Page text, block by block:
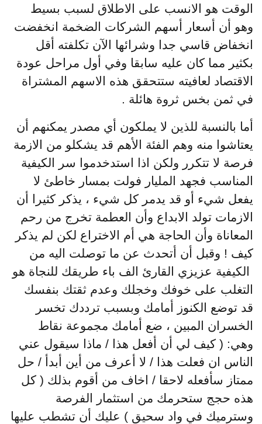
الوقت هو الانسب على الاطلاق لسبب بسيط
وهو أن أسعار أسهم الشركات الضخمة انخفضت
انخفاض قاسي جدا وشرائها الآن تكلفته أقل
بكثير مما كان عليه سابقا وفي أول مراحل عودة
الاقتصاد لعافيته ستتحقق هذه الاسهم المشتراة
في ثمن بخس ثروة هائلة .
أما بالنسبة للذين لا يملكون أي مصدر يمكنهم أن
يعتاشوا منه وهم الفئة الأهم قد يشكلو من الازمة
فرصة لا تتكرر ولكن اذا استدخدموا سر الكيفية
المناسب فجهد المليار فولت بمسار خاطئ لا
يفعل شيء أو قد يدمر كل شيء ، يذكر كثيرا أن
الازمات تولد الابداع وأن العطمة تخرج من رحم
المعاناة وأن الحاجة هي أم الاختراع لكن لم يذكر
كيف ! وقبل أن أتحدث عن ما توصلت اليه من
الكيفية عزيزي القارئ الف باء طريقك للنجاة هو
التغلب على خوفك وخجلك وعدم ثقتك بنفسك
قد توضع الكنوز أمامك وبسبب ترددك تخسر
الخسران المبين ، ضع أمامك مجموعة نقاط
وهي: ( كيف لي أن أفعل هذا / ماذا سيقول عني
الناس ان فعلت هذا / لا أعرف من أين أبدأ / حل
ممتاز سأفعله لاحقا / اخاف من أقوم بذلك ( كل
هذه حجج ستحرمك من استثمار الفرصة
وسترميك في واد سحيق ) عليك أن تشطب عليها